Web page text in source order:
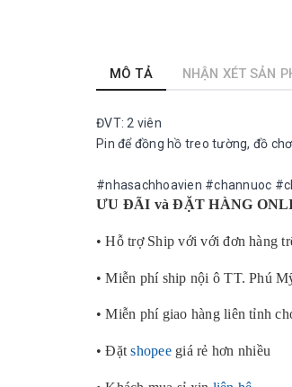
MÔ TẢ NHẬN XÉT SẢN
ĐVT: 2 viên
Pin để đồng hồ treo tường, đồ
#nhasachhoavien #channuoc
ƯU ĐÃI và ĐẶT HÀNG
• Hỗ trợ Ship với với đơn hàng
• Miễn phí ship nội ô TT. Phú
• Miễn phí giao hàng liên tỉnh
• Đặtshopeegiá rẻ hơn nhiều